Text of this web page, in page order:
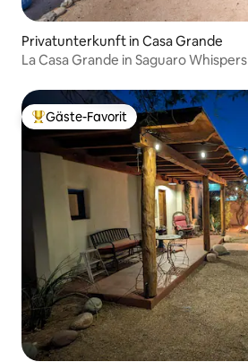
Privatunterkunft in Casa Grande
La Casa Grande in Saguaro Whispers
Beliebter Gäste-Favorit.
Gäste-Favorit